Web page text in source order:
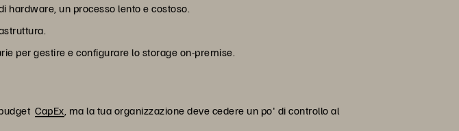
hardware, un processo lento e costoso.
per gestire e configurare lo storage on-premise.
budgetCapEx , ma la tua organizzazione deve cedere un po' di controllo al